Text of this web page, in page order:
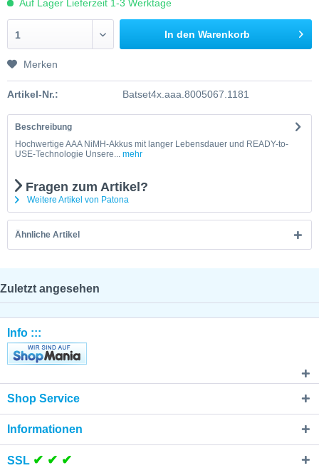
Auf Lager Lieferzeit 1-3 Werktage
1 In den Warenkorb
Merken
Artikel-Nr.: Batset4x.aaa.8005067.1181
Beschreibung
Hochwertige AAA NiMH-Akkus mit langer Lebensdauer und READY-to-
USE-Technologie Unsere... mehr
Fragen zum Artikel?
Weitere Artikel von Patona
Ähnliche Artikel
Zuletzt angesehen
Info :::
Shop Service
Informationen
SSL ✔ ✔ ✔